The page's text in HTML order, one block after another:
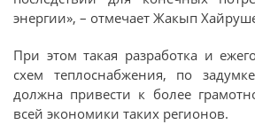
энергии», – отмечает Жакып
При этом такая разработка и
схем теплоснабжения, по
должна привести к более
всей экономики таких регионов.